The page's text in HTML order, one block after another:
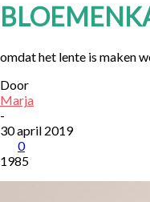
omdat het lente is maken
Door
Marja
-
30 april 2019
0
1985